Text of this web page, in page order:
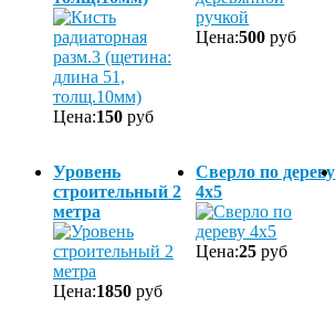
Цена:150 руб
Цена:500 руб
Уровень
строительный 2
метра
Цена:1850 руб
Сверло по дереву
4х5
Цена:25 руб